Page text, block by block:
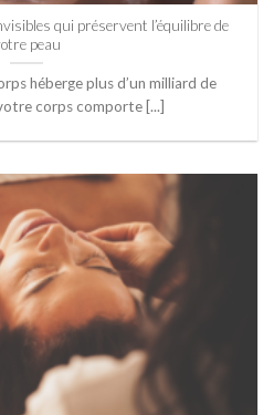
qui préservent l’équilibre de
peau
héberge plus d’un milliard de
corps comporte [...]